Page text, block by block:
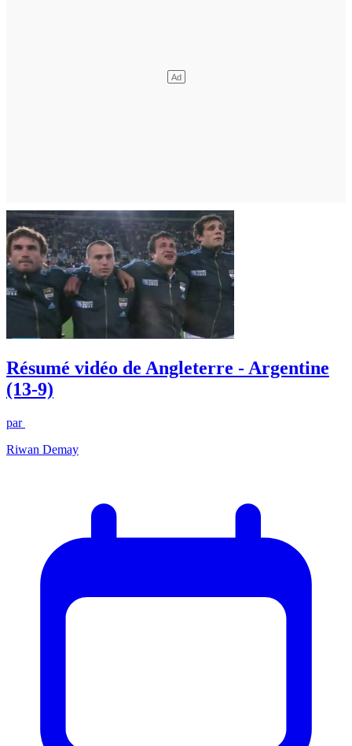
Résumé vidéo de Angleterre - Argentine
(13-9)
par
Riwan Demay